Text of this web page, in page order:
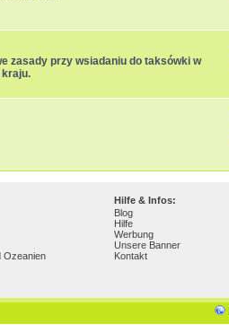
zasady przy wsiadaniu do taksówki w
kraju.
Hilfe & Infos:
Ozeanien
Blog
Hilfe
Werbung
Unsere Banner
Kontakt